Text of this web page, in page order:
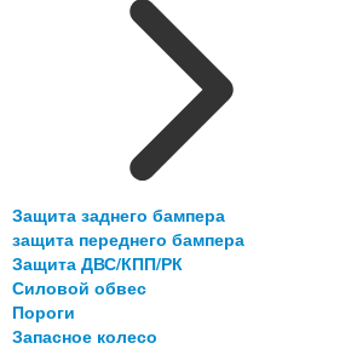
Защита заднего бампера
защита переднего бампера
Защита ДВС/КПП/РК
Силовой обвес
Пороги
Запасное колесо